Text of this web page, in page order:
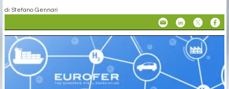
di Stefano Gennari